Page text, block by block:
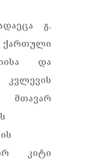
გ.
და
მთავარ
კიტი